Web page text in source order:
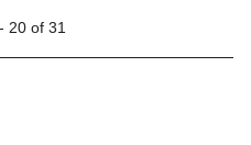
20 of 31